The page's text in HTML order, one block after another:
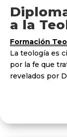
a la
Formación
La teología es
por la fe que
revelados por